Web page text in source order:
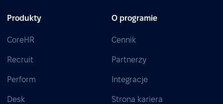
Produkty
CoreHR
Recruit
Perform
Desk
O programie
Cennik
Partnerzy
Integracje
Strona kariera